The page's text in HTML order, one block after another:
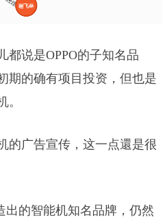
都说是OPPO的子知名品
期的确有项目投资，但也是
。
的广告宣传，这一点還是很
出的智能机知名品牌，仍然